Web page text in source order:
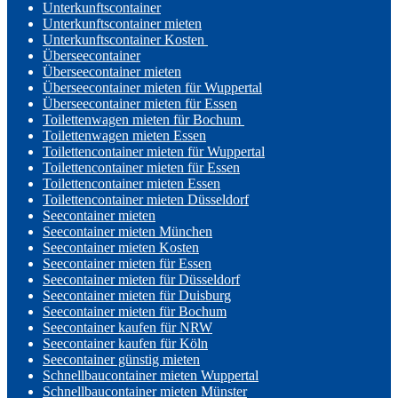
Unterkunftscontainer
Unterkunftscontainer mieten
Unterkunftscontainer Kosten
Überseecontainer
Überseecontainer mieten
Überseecontainer mieten für Wuppertal
Überseecontainer mieten für Essen
Toilettenwagen mieten für Bochum
Toilettenwagen mieten Essen
Toilettencontainer mieten für Wuppertal
Toilettencontainer mieten für Essen
Toilettencontainer mieten Essen
Toilettencontainer mieten Düsseldorf
Seecontainer mieten
Seecontainer mieten München
Seecontainer mieten Kosten
Seecontainer mieten für Essen
Seecontainer mieten für Düsseldorf
Seecontainer mieten für Duisburg
Seecontainer mieten für Bochum
Seecontainer kaufen für NRW
Seecontainer kaufen für Köln
Seecontainer günstig mieten
Schnellbaucontainer mieten Wuppertal
Schnellbaucontainer mieten Münster